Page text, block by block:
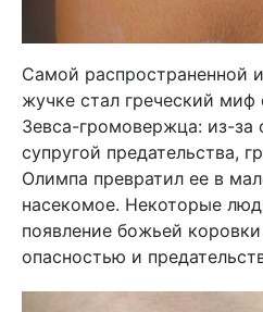
Самой распространенной
жучке стал греческий
Зевса-громовержца: из-за
супругой предательства,
Олимпа превратил ее в
насекомое. Некоторые
появление божьей
опасностью и